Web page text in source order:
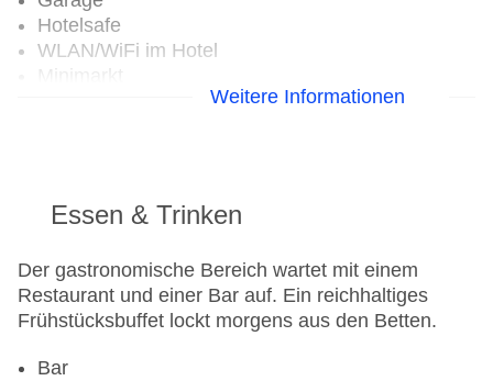
Hotelsafe
WLAN/WiFi im Hotel
Gesamtanzahl der Stockwerke: 3
Gesamtanzahl der Zimmer: 140
Pool
Zahlungsarten: American Express, Mastercard,
Visa
Weitere Informationen
Essen & Trinken
Der gastronomische Bereich wartet mit einem
Restaurant und einer Bar auf. Ein reichhaltiges
Frühstücksbuffet lockt morgens aus den Betten.
Bar